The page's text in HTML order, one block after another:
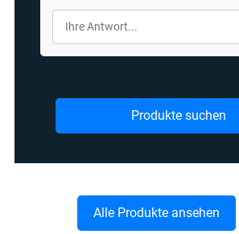
Produkte suchen
Alle Produkte ansehen